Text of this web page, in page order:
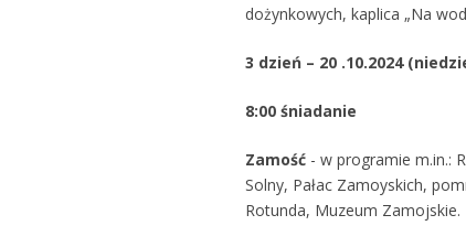
dożynkowych, kaplica „Na
3 dzień – 20 .10.2024
8:00 śniadanie
Zamość - w programie m.in.:
Solny, Pałac Zamoyskich,
Rotunda, Muzeum Zamojskie.